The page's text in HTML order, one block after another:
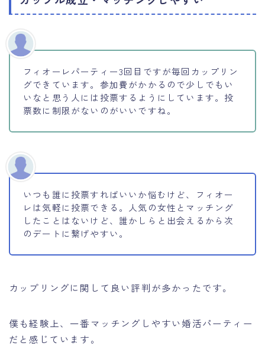
フィオーレパーティー3回目ですが毎回カップリン
グできています。参加費がかかるので少しでもい
いなと思う人には投票するようにしています。投
票数に制限がないのがいいですね。
いつも誰に投票すればいいか悩むけど、フィオー
レは気軽に投票できる。人気の女性とマッチング
したことはないけど、誰かしらと出会えるから次
のデートに繋げやすい。
カップリングに関して良い評判が多かったです。
僕も経験上、一番マッチングしやすい婚活パーティー
だと感じています。